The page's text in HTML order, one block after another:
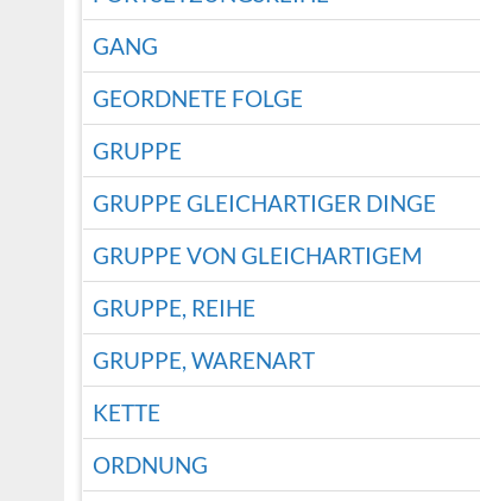
GANG
GEORDNETE FOLGE
GRUPPE
GRUPPE GLEICHARTIGER DINGE
GRUPPE VON GLEICHARTIGEM
GRUPPE, REIHE
GRUPPE, WARENART
KETTE
ORDNUNG